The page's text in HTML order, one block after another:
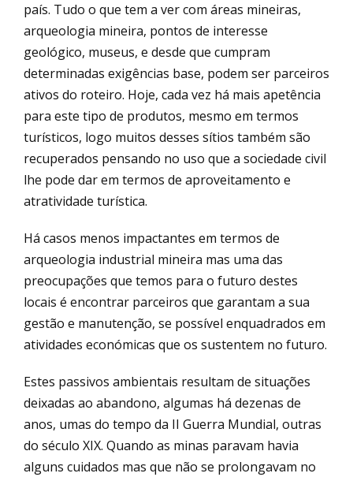
país. Tudo o que tem a ver com áreas mineiras,
arqueologia mineira, pontos de interesse
geológico, museus, e desde que cumpram
determinadas exigências base, podem ser parceiros
ativos do roteiro. Hoje, cada vez há mais apetência
para este tipo de produtos, mesmo em termos
turísticos, logo muitos desses sítios também são
recuperados pensando no uso que a sociedade civil
lhe pode dar em termos de aproveitamento e
atratividade turística.
Há casos menos impactantes em termos de
arqueologia industrial mineira mas uma das
preocupações que temos para o futuro destes
locais é encontrar parceiros que garantam a sua
gestão e manutenção, se possível enquadrados em
atividades económicas que os sustentem no futuro.
Estes passivos ambientais resultam de situações
deixadas ao abandono, algumas há dezenas de
anos, umas do tempo da II Guerra Mundial, outras
do século XIX. Quando as minas paravam havia
alguns cuidados mas que não se prolongavam no